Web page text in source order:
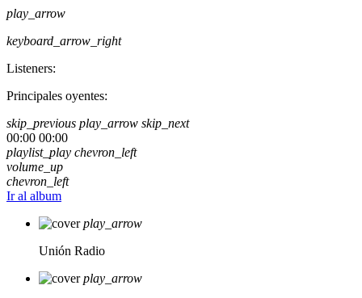
play_arrow
keyboard_arrow_right
Listeners:
Principales oyentes:
skip_previous play_arrow skip_next
00:00 00:00
playlist_play chevron_left
volume_up
chevron_left
Ir al album
play_arrow
Unión Radio
play_arrow